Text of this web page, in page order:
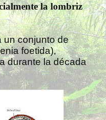
la lombriz
un conjunto de
foetida),
durante la década